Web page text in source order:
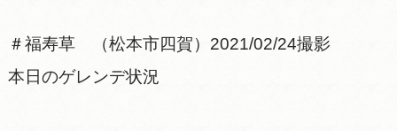
＃福寿草 （松本市四賀）2021/02/24撮影
本日のゲレンデ状況